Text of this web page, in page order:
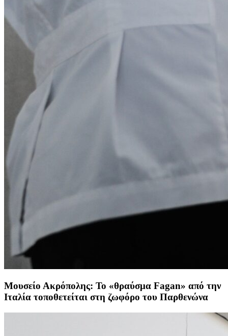
Μουσείο Ακρόπολης: Το «θραύσμα Fagan» από την
Ιταλία τοποθετείται στη ζωφόρο του Παρθενώνα